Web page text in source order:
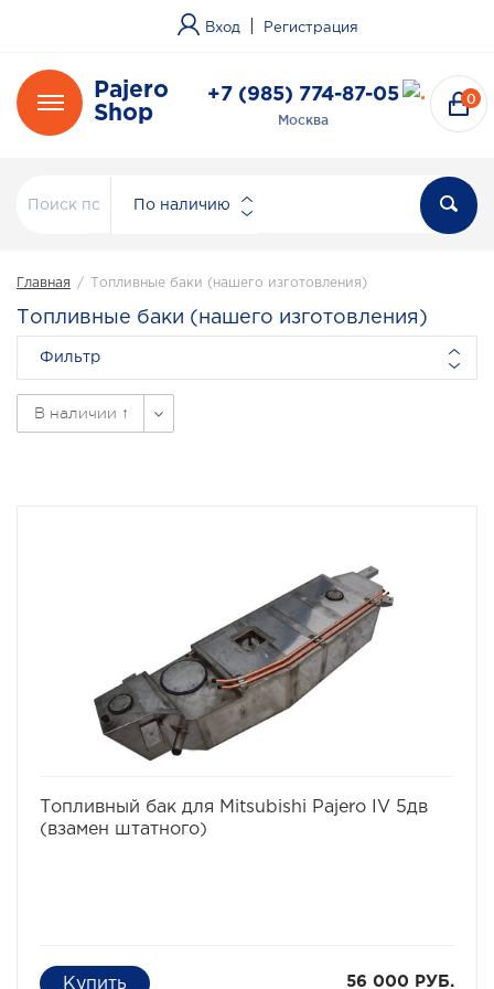
Вход Регистрация
Pajero
Shop
+7 (985) 774-87-05
Москва
0
По наличию
Фильтр
Главная / Топливные баки (нашего изготовления)
Топливные баки (нашего изготовления)
В наличии ↑
Топливный бак для Mitsubishi Pajero IV 5дв
(взамен штатного)
56 000 РУБ.